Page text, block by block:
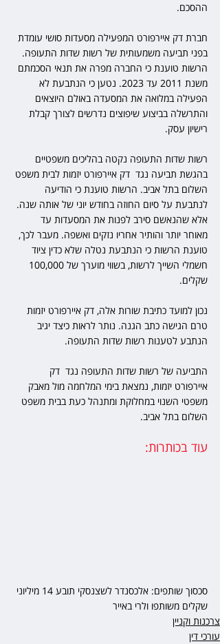
ההסכם.
חברת דק איירפורט המפעילה מסעדות סושי עומדת
בפני תביעה משמעותית של רשות שדות התעופה.
הרשות טוענת כי החברה מפרה את תנאי הסכמתם
משנת 2011 עד 2023. נטען כי הנתבעת לא
הפעילה במלואה את המסעדה באולם היוצאים
והתרשלה בביצוע שיפוצים נדרשים לצורך קבלת
רישיון עסק.
רשות שדות התעופה נקטה בהליכים משפטיים
בהגשת תביעה נגד  דק איירפורט יזמות לבית משפט
השלום בתל אביב. הרשות טוענת כי הודיעה
לנתבעת על סיום החוזה בחודש יוני של אותה שנה.
אלא שהנאשם סירב לפנות את המסעדות עד
מאוחר יותר והותיר אחריו נזקים ואשפה. מעבר לכך,
טוענת הרשות כי הנתבעת נטלה שלא כדין ציוד
שקלים.
נכון למועד כתיבת שורות אלה, דק איירפורט יזמות
טרם הגישה כתב הגנה. נותר לראות כיצד יגיב
הנתבע לטענות רשות שדות התעופה.
התביעה של רשות שדות התעופה נגד  דק
איירפורט יזמות, נמצאת בימי המלחמה מול מאבק
משפטי השנוי במחלוקת ומתנהל כעת בבית משפט
השלום בתל אביב.
עוד בכותרות:
סכסוך שותפים: אלכסנדר לשצנסקי תובע 14 מיליוני
שקלים משותפו ולרי באייר
צרכנות וקניין
עורכי דין